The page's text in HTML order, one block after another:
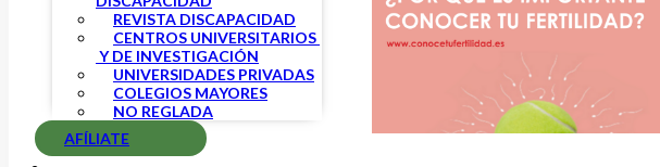
REVISTA DISCAPACIDAD
CENTROS UNIVERSITARIOS
Y DE INVESTIGACIÓN
UNIVERSIDADES PRIVADAS
COLEGIOS MAYORES
NO REGLADA
AFÍLIATE